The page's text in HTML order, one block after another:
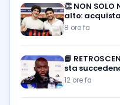
👏 NON
alto:
8 ore fa
📘
sta
12 ore fa